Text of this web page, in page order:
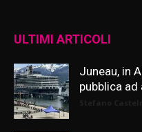
ULTIMI ARTICOLI
Juneau, in
pubblica